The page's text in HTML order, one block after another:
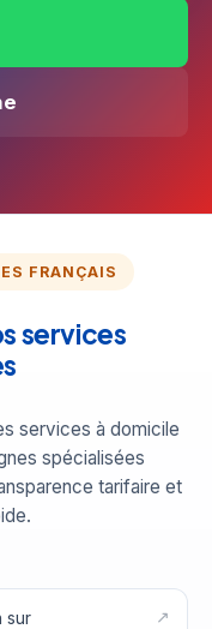
FRANÇAIS
services
services à domicile
spécialisées
tarifaire et
sur